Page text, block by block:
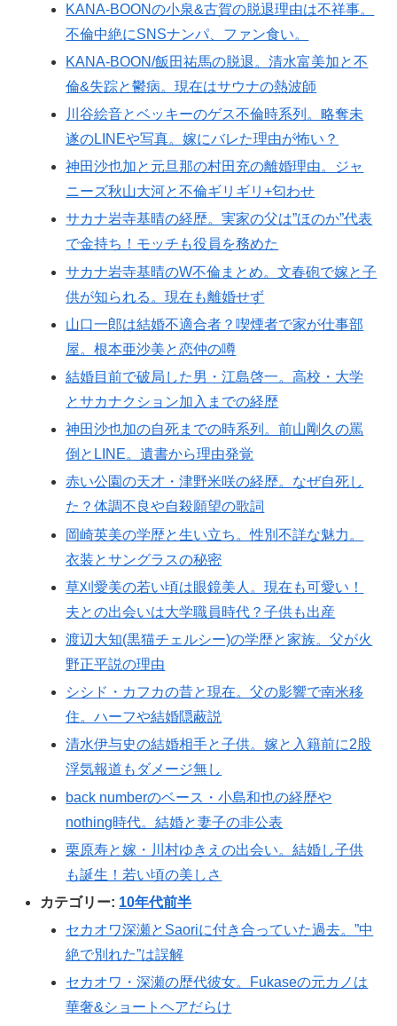
KANA-BOONの小泉&古賀の脱退理由は不祥事。
不倫中絶にSNSナンパ、ファン食い。
KANA-BOON/飯田祐馬の脱退。清水富美加と不
倫&失踪と鬱病。現在はサウナの熱波師
川谷絵音とベッキーのゲス不倫時系列。略奪未
遂のLINEや写真。嫁にバレた理由が怖い？
神田沙也加と元旦那の村田充の離婚理由。ジャ
ニーズ秋山大河と不倫ギリギリ+匂わせ
サカナ岩寺基晴の経歴。実家の父は”ほのか”代表
で金持ち！モッチも役員を務めた
サカナ岩寺基晴のW不倫まとめ。文春砲で嫁と子
供が知られる。現在も離婚せず
山口一郎は結婚不適合者？喫煙者で家が仕事部
屋。根本亜沙美と恋仲の噂
結婚目前で破局した男・江島啓一。高校・大学
とサカナクション加入までの経歴
神田沙也加の自死までの時系列。前山剛久の罵
倒とLINE。遺書から理由発覚
赤い公園の天才・津野米咲の経歴。なぜ自死し
た？体調不良や自殺願望の歌詞
岡崎英美の学歴と生い立ち。性別不詳な魅力。
衣装とサングラスの秘密
草刈愛美の若い頃は眼鏡美人。現在も可愛い！
夫との出会いは大学職員時代？子供も出産
渡辺大知(黒猫チェルシー)の学歴と家族。父が火
野正平説の理由
シシド・カフカの昔と現在。父の影響で南米移
住。ハーフや結婚隠蔽説
清水伊与史の結婚相手と子供。嫁と入籍前に2股
浮気報道もダメージ無し
back numberのベース・小島和也の経歴や
nothing時代。結婚と妻子の非公表
栗原寿と嫁・川村ゆきえの出会い。結婚し子供
も誕生！若い頃の美しさ
カテゴリー: 10年代前半
セカオワ深瀬とSaoriに付き合っていた過去。”中
絶で別れた”は誤解
セカオワ・深瀬の歴代彼女。Fukaseの元カノは
華奢&ショートヘアだらけ